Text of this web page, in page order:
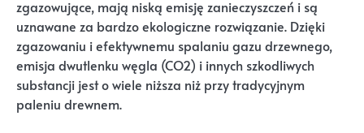
zgazowujące, mają niską emisję zanieczyszczeń i są
uznawane za bardzo ekologiczne rozwiązanie. Dzięki
zgazowaniu i efektywnemu spalaniu gazu drzewnego,
emisja dwutlenku węgla (CO2) i innych szkodliwych
substancji jest o wiele niższa niż przy tradycyjnym
paleniu drewnem.